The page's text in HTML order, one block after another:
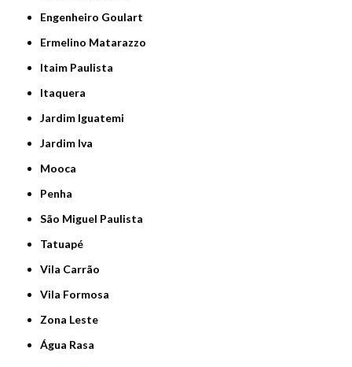
Engenheiro Goulart
Ermelino Matarazzo
Itaim Paulista
Itaquera
Jardim Iguatemi
Jardim Iva
Mooca
Penha
São Miguel Paulista
Tatuapé
Vila Carrão
Vila Formosa
Zona Leste
Água Rasa